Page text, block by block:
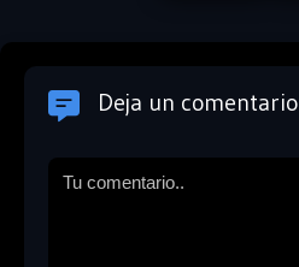
Deja un comentario